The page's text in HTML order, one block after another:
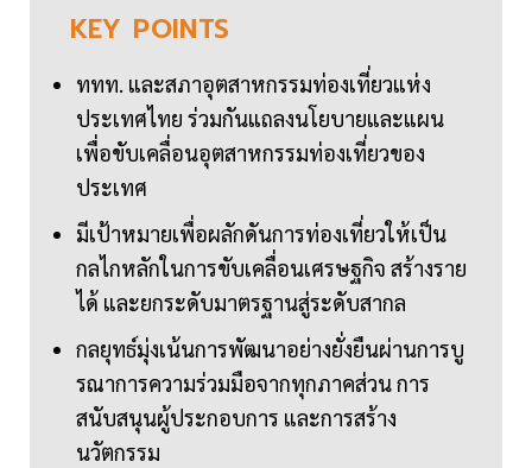
KEY POINTS
ททท. และสภาอุตสาหกรรมท่องเที่ยวแห่ง
ประเทศไทย ร่วมกันแถลงนโยบายและแผน
เพื่อขับเคลื่อนอุตสาหกรรมท่องเที่ยวของ
ประเทศ
มีเป้าหมายเพื่อผลักดันการท่องเที่ยวให้เป็น
กลไกหลักในการขับเคลื่อนเศรษฐกิจ สร้างราย
ได้ และยกระดับมาตรฐานสู่ระดับสากล
กลยุทธ์มุ่งเน้นการพัฒนาอย่างยั่งยืนผ่านการบู
รณาการความร่วมมือจากทุกภาคส่วน การ
สนับสนุนผู้ประกอบการ และการสร้าง
นวัตกรรม